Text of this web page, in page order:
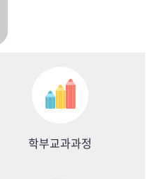
학부교과과정